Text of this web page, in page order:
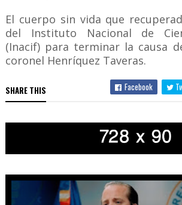
El cuerpo sin vida que
del Instituto Nacional de
(Inacif) para terminar la causa
coronel Henríquez Taveras.
SHARE THIS Facebook